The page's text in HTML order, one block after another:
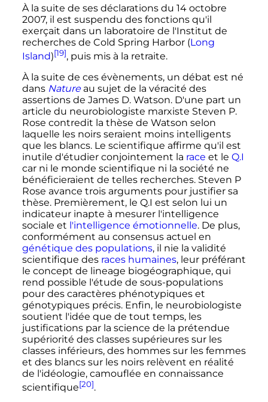
À la suite de ses déclarations du 14 octobre
2007, il est suspendu des fonctions qu'il
exerçait dans un laboratoire de l'Institut de
recherches de Cold Spring Harbor (Long
Island)[19], puis mis à la retraite.
À la suite de ces évènements, un débat est né
dans Natureau sujet de la véracité des
assertions de James D. Watson. D'une part un
article du neurobiologiste marxiste Steven P.
Rose contredit la thèse de Watson selon
laquelle les noirs seraient moins intelligents
que les blancs. Le scientifique affirme qu'il est
inutile d'étudier conjointement la race et le Q.I
car ni le monde scientifique ni la société ne
bénéficieraient de telles recherches. Steven P
Rose avance trois arguments pour justifier sa
thèse. Premièrement, le Q.I est selon lui un
indicateur inapte à mesurer l'intelligence
sociale et l'intelligence émotionnelle. De plus,
conformément au consensus actuel en
génétique des populations, il nie la validité
scientifique des races humaines, leur préférant
le concept de lineage biogéographique, qui
rend possible l'étude de sous-populations
pour des caractères phénotypiques et
génotypiques précis. Enfin, le neurobiologiste
soutient l'idée que de tout temps, les
justifications par la science de la prétendue
supériorité des classes supérieures sur les
classes inférieurs, des hommes sur les femmes
et des blancs sur les noirs relèvent en réalité
de l'idéologie, camouflée en connaissance
scientifique[20].